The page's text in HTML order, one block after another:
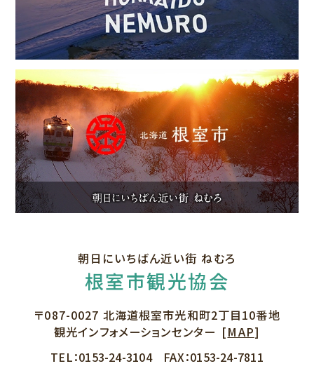
朝日にいちばん近い街 ねむろ
根室市観光協会
〒087-0027 北海道根室市光和町2丁目10番地
観光インフォメーションセンター [MAP]
TEL：0153-24-3104 FAX：0153-24-7811